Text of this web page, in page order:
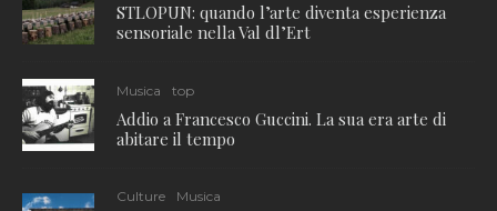
STLOPUN: quando l’arte diventa esperienza
sensoriale nella Val dl’Ert
Musica top
Addio a Francesco Guccini. La sua era arte di
abitare il tempo
Culture Musica